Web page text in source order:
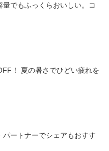
でもふっくらおいしい。コ
！ 夏の暑さでひどい疲れを
パートナーでシェアもおすす